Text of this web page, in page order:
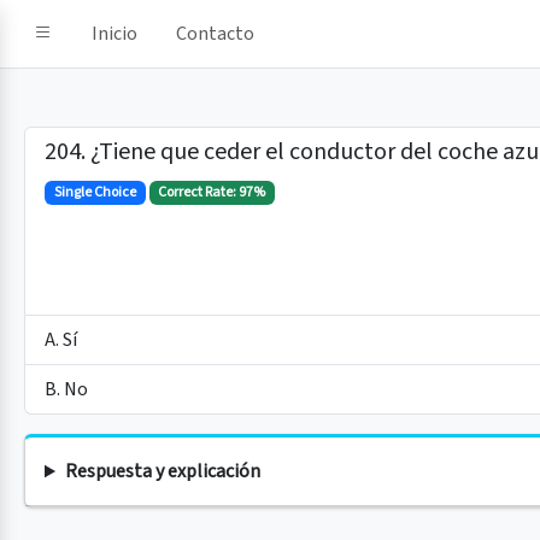
Inicio Contacto
IA
204. ¿Tiene que ceder el conductor del coche
Single Choice Correct Rate: 97%
A. Sí
B. No
Respuesta y explicación